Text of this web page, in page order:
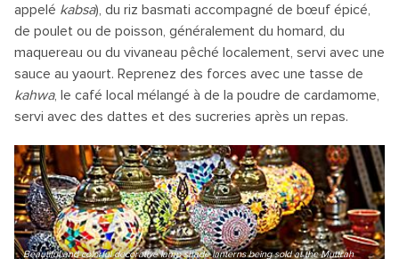
appelé kabsa), du riz basmati accompagné de bœuf épicé,
de poulet ou de poisson, généralement du homard, du
maquereau ou du vivaneau pêché localement, servi avec une
sauce au yaourt. Reprenez des forces avec une tasse de
kahwa, le café local mélangé à de la poudre de cardamome,
servi avec des dattes et des sucreries après un repas.
Beautiful and colorful decorative lamp shade lanterns being sold at the Muttrah